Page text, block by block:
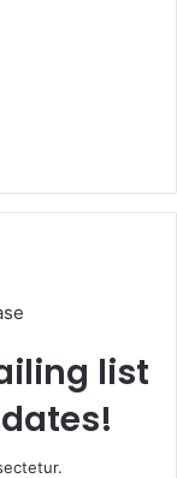
list